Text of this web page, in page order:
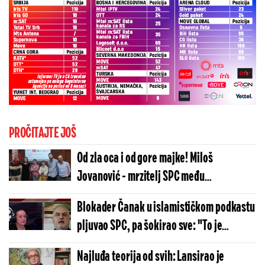
PROČITAJTE JOŠ
Od zla oca i od gore majke! Miloš
Jovanović - mrzitelj SPC među
Gruhonjićevim kandidatima sa
blokaderske liste
Blokader Čanak u islamističkom podkastu
pljuvao SPC, pa šokirao sve: "To je
zločinačka organizacija, a Porfirije je...
Najluđa teorija od svih: Lansirao je